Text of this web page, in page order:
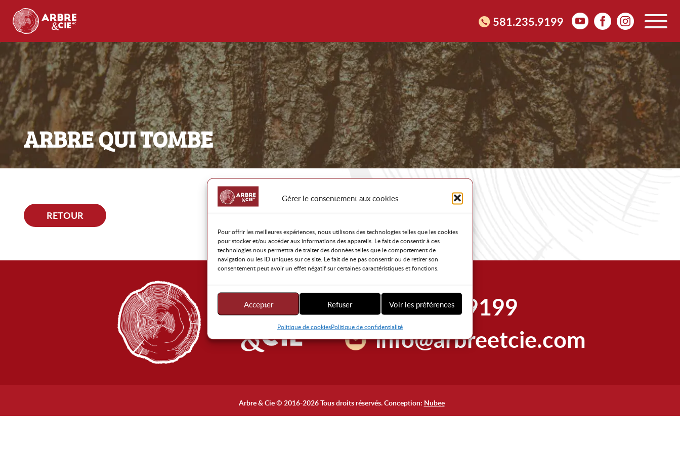
Gérer le consentement aux cookies
Pour offrir les meilleures expériences, nous utilisons des technologies telles que les cookies
pour stocker et/ou accéder aux informations des appareils. Le fait de consentir à ces
technologies nous permettra de traiter des données telles que le comportement de
navigation ou les ID uniques sur ce site. Le fait de ne pas consentir ou de retirer son
consentement peut avoir un effet négatif sur certaines caractéristiques et fonctions.
Accepter Refuser Voir les préférences
Politique de cookiesPolitique de confidentialité
581.235.9199
ARBRE QUI TOMBE
RETOUR
581.235.9199
info@arbreetcie.com
Arbre & Cie © 2016-2026 Tous droits réservés. Conception: Nubee